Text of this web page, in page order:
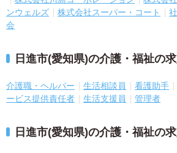
ンウェルズ
株式会社スーパー・コート
会
日進市(愛知県)の介護・福祉の
介護職・ヘルパー 生活相談員 看護助手
ービス提供責任者
生活支援員 管理者
日進市(愛知県)の介護・福祉の